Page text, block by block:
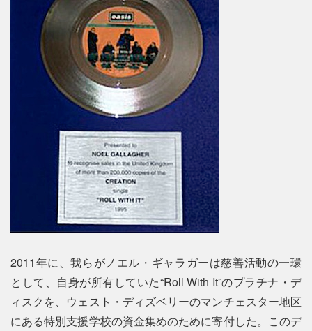
2011年に、我らがノエル・ギャラガーは慈善活動の一環
として、自身が所有していた“Roll With It”のプラチナ・デ
ィスクを、ウェスト・ディズベリーのマンチェスター地区
にある特別支援学校の資金集めのために寄付した。このデ